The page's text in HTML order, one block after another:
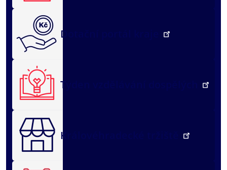
Dotační portál kraje
Týden vzdělávání dospělých
Královéhradecké tržiště